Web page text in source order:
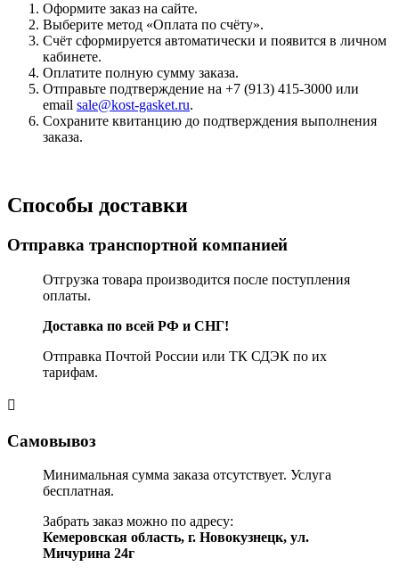
Оформите заказ на сайте.
Выберите метод «Оплата по счёту».
Счёт сформируется автоматически и появится в личном
кабинете.
Оплатите полную сумму заказа.
Отправьте подтверждение на +7 (913) 415-3000 или
email sale@kost-gasket.ru.
Сохраните квитанцию до подтверждения выполнения
заказа.
Способы доставки
Отправка транспортной компанией
Отгрузка товара производится после поступления
оплаты.
Доставка по всей РФ и СНГ!
Отправка Почтой России или ТК СДЭК по их
тарифам.
Самовывоз
Минимальная сумма заказа отсутствует. Услуга
бесплатная.
Забрать заказ можно по адресу:
Кемеровская область, г. Новокузнецк, ул.
Мичурина 24г